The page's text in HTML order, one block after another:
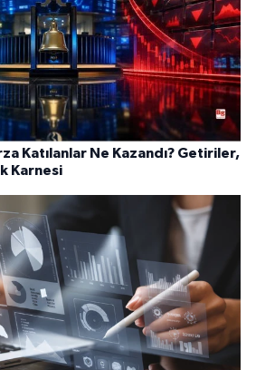
Katılanlar Ne Kazandı? Getiriler,
Karnesi